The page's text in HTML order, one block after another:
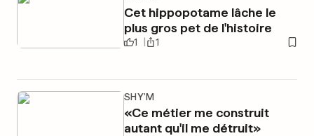
Cet hippopotame lâche le
plus gros pet de l'histoire
1 1
SHY'M
«Ce métier me construit
autant qu'il me détruit»